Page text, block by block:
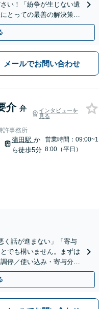
い！「紛争が生じない遺
とっての最善の解決策を
メールでお問い合わせ
介 弁
インタビューを
見る
許事務所
蒲田駅 か
ら徒歩5分
営業時間：09:00~1
8:00（平日）
く話が進まない」「寄与
でも構いません。まずは
停／使い込み・寄与分／
言書作成など」